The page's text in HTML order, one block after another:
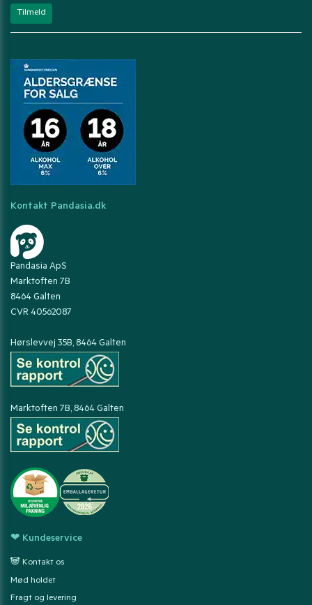
Kontakt Pandasia.dk
Pandasia ApS
Marktoften 7B
8464 Galten
CVR 40562087
Hørslevvej 35B, 8464 Galten
Marktoften 7B, 8464 Galten
❤ Kundeservice
🐼 Kontakt os
Mød holdet
Fragt og levering